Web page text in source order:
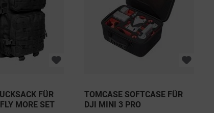
FÜR
MORE SET
TOMCASE SOFTCASE FÜR
DJI MINI 3 PRO